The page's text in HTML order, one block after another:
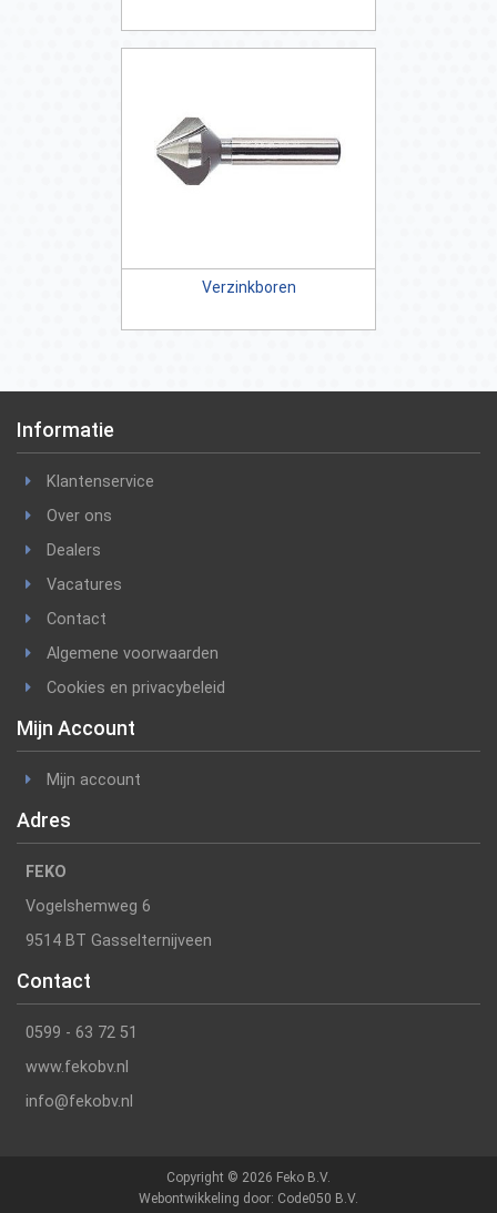
Verzinkboren
Informatie
Klantenservice
Over ons
Dealers
Vacatures
Contact
Algemene voorwaarden
Cookies en privacybeleid
Mijn Account
Mijn account
Adres
FEKO
Vogelshemweg 6
9514 BT Gasselternijveen
Contact
0599 - 63 72 51
www.fekobv.nl
info@fekobv.nl
Copyright © 2026 Feko B.V.
Webontwikkeling door: Code050 B.V.